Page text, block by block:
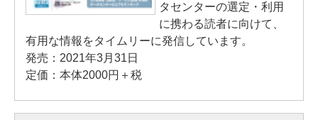
タセンターの選定・利用
に携わる読者に向けて、
有用な情報をタイムリーに発信しています。
発売：2021年3月31日
定価：本体2000円＋税